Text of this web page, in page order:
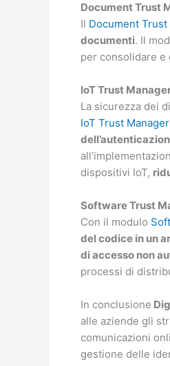
Document Trust
Il Document Trust
documenti. Il
per consolidare e
IoT Trust
La sicurezza dei
IoT Trust Manager
dispositivi IoT,
Software Trust
Con il modulo
del codice in un
di accesso non
processi di
In conclusione
alle aziende gli
comunicazioni
gestione delle